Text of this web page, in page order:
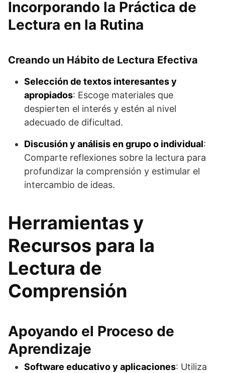
Incorporando la Práctica de
Lectura en la Rutina
Creando un Hábito de Lectura Efectiva
Selección de textos interesantes y
apropiados: Escoge materiales que
despierten el interés y estén al nivel
adecuado de dificultad.
Discusión y análisis en grupo o individual:
Comparte reflexiones sobre la lectura para
profundizar la comprensión y estimular el
intercambio de ideas.
Herramientas y
Recursos para la
Lectura de
Comprensión
Apoyando el Proceso de
Aprendizaje
Software educativo y aplicaciones: Utiliza